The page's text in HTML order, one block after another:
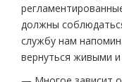
должны
службу нам
вернуться живыми